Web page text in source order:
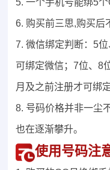
5. 一个手机号能绑5个
6. 购买前三思,购买后
7. 微信绑定判断：5
可绑定微信；7位、8
月及之前注册才可绑
8. 号码价格并非一尘
也在逐渐攀升。
使用号码注